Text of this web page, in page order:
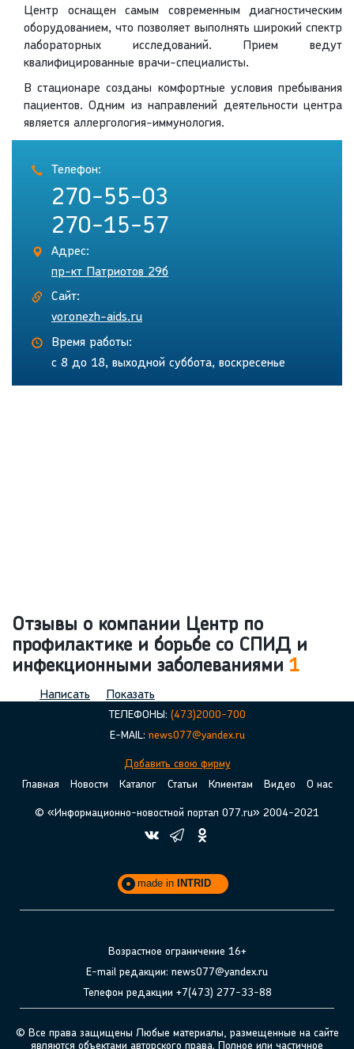
Центр оснащен самым современным диагностическим
оборудованием, что позволяет выполнять широкий спектр
лабораторных исследований. Прием ведут
квалифицированные врачи-специалисты.
В стационаре созданы комфортные условия пребывания
пациентов. Одним из направлений деятельности центра
является аллергология-иммунология.
Телефон:
270-55-03
270-15-57
Адрес:
пр-кт Патриотов 29б
Сайт:
voronezh-aids.ru
Время работы:
с 8 до 18, выходной суббота, воскресенье
Отзывы о компании Центр по
профилактике и борьбе со СПИД и
инфекционными заболеваниями 1
Написать Показать
ТЕЛЕФОНЫ: (473)2000-700
E-MAIL: news077@yandex.ru
Добавить свою фирму
Главная
Новости Каталог Статьи Клиентам Видео О нас
© «Информационно-новостной портал 077.ru» 2004-2021
made in INTRID
Возрастное ограничение 16+
E-mail редакции: news077@yandex.ru
Телефон редакции +7(473) 277-33-88
© Все права защищены Любые материалы, размещенные на сайте
являются объектами авторского права. Полное или частичное